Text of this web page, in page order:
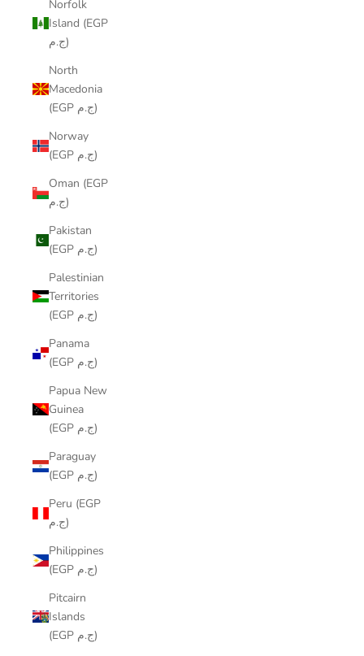
Norfolk
Island (EGP
ج.م)
North
Macedonia
(EGP ج.م)
Norway
(EGP ج.م)
Oman (EGP
ج.م)
Pakistan
(EGP ج.م)
Palestinian
Territories
(EGP ج.م)
Panama
(EGP ج.م)
Papua New
Guinea
(EGP ج.م)
Paraguay
(EGP ج.م)
Peru (EGP
ج.م)
Philippines
(EGP ج.م)
Pitcairn
Islands
(EGP ج.م)